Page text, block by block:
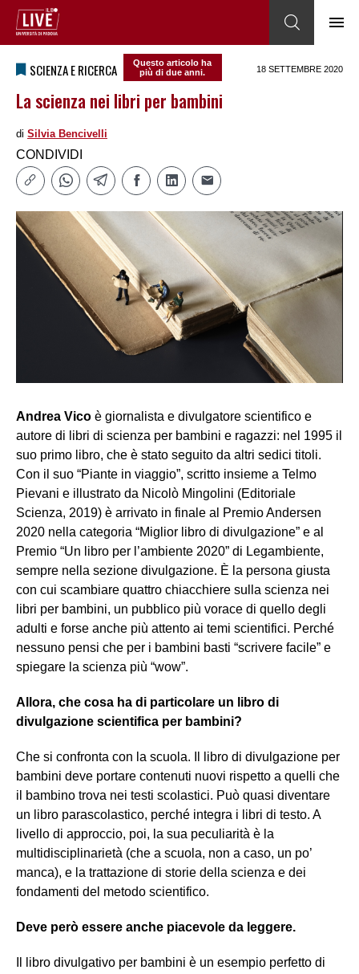
SCIENZA E RICERCA
Questo articolo ha
più di due anni.
18 SETTEMBRE 2020
La scienza nei libri per bambini
di Silvia Bencivelli
CONDIVIDI
Andrea Vico è giornalista e divulgatore scientifico e
autore di libri di scienza per bambini e ragazzi: nel 1995 il
suo primo libro, che è stato seguito da altri sedici titoli.
Con il suo “Piante in viaggio”, scritto insieme a Telmo
Pievani e illustrato da Nicolò Mingolini (Editoriale
Scienza, 2019) è arrivato in finale al Premio Andersen
2020 nella categoria “Miglior libro di divulgazione” e al
Premio “Un libro per l’ambiente 2020” di Legambiente,
sempre nella sezione divulgazione. È la persona giusta
con cui scambiare quattro chiacchiere sulla scienza nei
libri per bambini, un pubblico più vorace di quello degli
adulti e forse anche più attento ai temi scientifici. Perché
nessuno pensi che per i bambini basti “scrivere facile” e
spiegare la scienza più “wow”.
Allora, che cosa ha di particolare un libro di
divulgazione scientifica per bambini?
Che si confronta con la scuola. Il libro di divulgazione per
bambini deve portare contenuti nuovi rispetto a quelli che
il bambino trova nei testi scolastici. Può quasi diventare
un libro parascolastico, perché integra i libri di testo. A
livello di approccio, poi, la sua peculiarità è la
multidisciplinarietà (che a scuola, non a caso, un po’
manca), e la trattazione di storie della scienza e dei
fondamenti del metodo scientifico.
Deve però essere anche piacevole da leggere.
Il libro divulgativo per bambini è un esempio perfetto di